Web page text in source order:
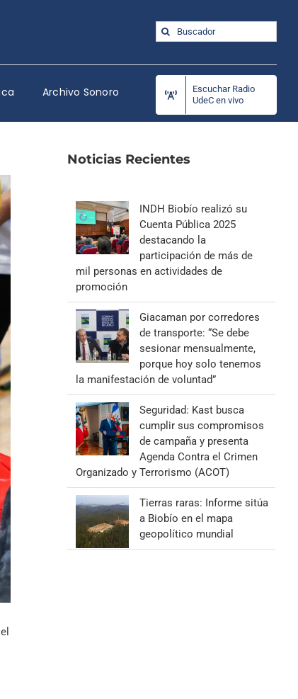
Buscar:
Archivo Sonoro
Escuchar Radio
UdeC en vivo
Noticias Recientes
INDH Biobío realizó su
Cuenta Pública 2025
destacando la
participación de más de
mil personas en actividades de
promoción
Giacaman por corredores
de transporte: “Se debe
sesionar mensualmente,
porque hoy solo tenemos
la manifestación de voluntad”
Seguridad: Kast busca
cumplir sus compromisos
de campaña y presenta
Agenda Contra el Crimen
Organizado y Terrorismo (ACOT)
Tierras raras: Informe sitúa
a Biobío en el mapa
geopolítico mundial